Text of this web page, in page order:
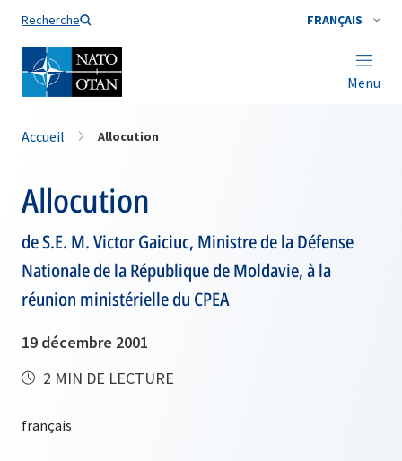
Recherche FRANÇAIS
Menu
Nom de famille*
Accueil Allocution
Allocution
de S.E. M. Victor Gaiciuc, Ministre de la Défense
Nationale de la République de Moldavie, à la
réunion ministérielle du CPEA
19 décembre 2001
2 MIN DE LECTURE